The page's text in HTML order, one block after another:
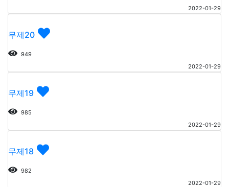
2022-01-29
무제20
949
2022-01-29
무제19
985
2022-01-29
무제18
982
2022-01-29